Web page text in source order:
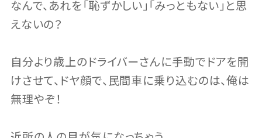
なんで、あれを「恥ずかしい」「みっともない」と思
えないの？
自分より歳上のドライバーさんに手動でドアを開
けさせて、ドヤ顔で、民間車に乗り込むのは、俺は
無理やぞ！